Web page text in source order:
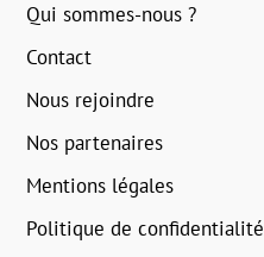
Qui sommes-nous ?
Contact
Nous rejoindre
Nos partenaires
Mentions légales
Politique de confidentialité